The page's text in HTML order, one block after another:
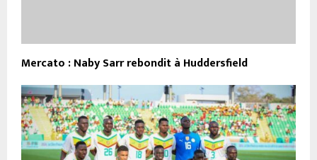
Mercato : Naby Sarr rebondit à Huddersfield